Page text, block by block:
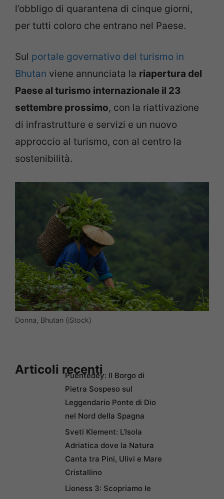
l’obbligo di quarantena di cinque giorni,
per tutti coloro che entrano nel Paese.
Sul portale governativo del turismo in
Bhutan viene annunciata la riapertura del
Paese al turismo internazionale il 23
settembre prossimo, con la riattivazione
di infrastrutture e servizi e un nuovo
approccio al turismo, con al centro la
sostenibilità.
Donna, Bhutan (iStock)
Articoli recentiPuentedey: Il Borgo di
Pietra Sospeso sul
Leggendario Ponte di Dio
nel Nord della Spagna
Sveti Klement: L’Isola
Adriatica dove la Natura
Canta tra Pini, Ulivi e Mare
Cristallino
Lioness 3: Scopriamo le